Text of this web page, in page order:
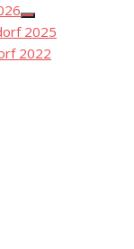
Show
sub
menu
2025
2022